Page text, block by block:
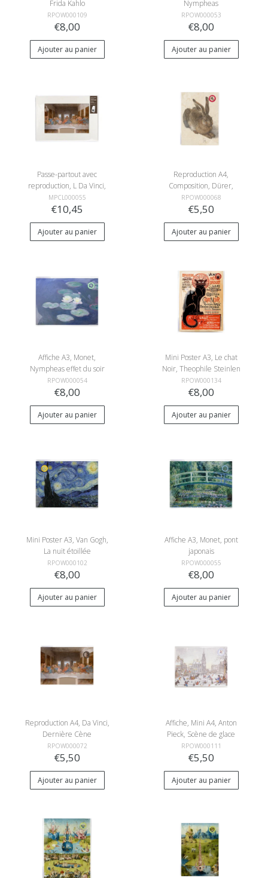
Frida Kahlo
RPOW000109
€8,00
Ajouter au panier
Nympheas
RPOW000053
€8,00
Ajouter au panier
Passe-partout avec
reproduction, L Da Vinci,
Le dernier souper
MPCL000055
€10,45
Ajouter au panier
Reproduction A4,
Composition, Dürer,
Lièvre
RPOW000068
€5,50
Ajouter au panier
Affiche A3, Monet,
Nympheas effet du soir
RPOW000054
€8,00
Ajouter au panier
Mini Poster A3, Le chat
Noir, Theophile Steinlen
RPOW000134
€8,00
Ajouter au panier
Mini Poster A3, Van Gogh,
La nuit étoillée
RPOW000102
€8,00
Ajouter au panier
Affiche A3, Monet, pont
japonais
RPOW000055
€8,00
Ajouter au panier
Reproduction A4, Da Vinci,
Dernière Cène
RPOW000072
€5,50
Ajouter au panier
Affiche, Mini A4, Anton
Pieck, Scène de glace
d'Amsterdam
RPOW000111
€5,50
Ajouter au panier